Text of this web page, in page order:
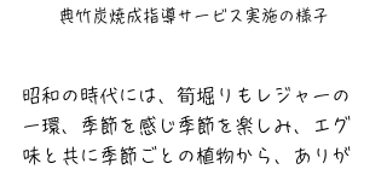
典竹炭焼成指導サービス実施の様子
昭和の時代には、筍堀りもレジャーの
一環、季節を感じ季節を楽しみ、エグ
味と共に季節ごとの植物から、ありが